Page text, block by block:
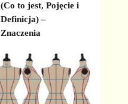
(Co to jest, Pojęcie i
Definicja) –
Znaczenia